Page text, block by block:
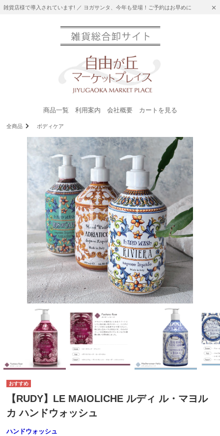
雑貨店様で導入されています! ／ ヨガサンタ、今年も登場！ご予約はお早めに
商品一覧 利用案内 会社概要 カートを見る
全商品 ボディケア
【RUDY】LE MAIOLICHE ルディ ル・マヨル
カ ハンドウォッシュ
ハンドウォッシュ